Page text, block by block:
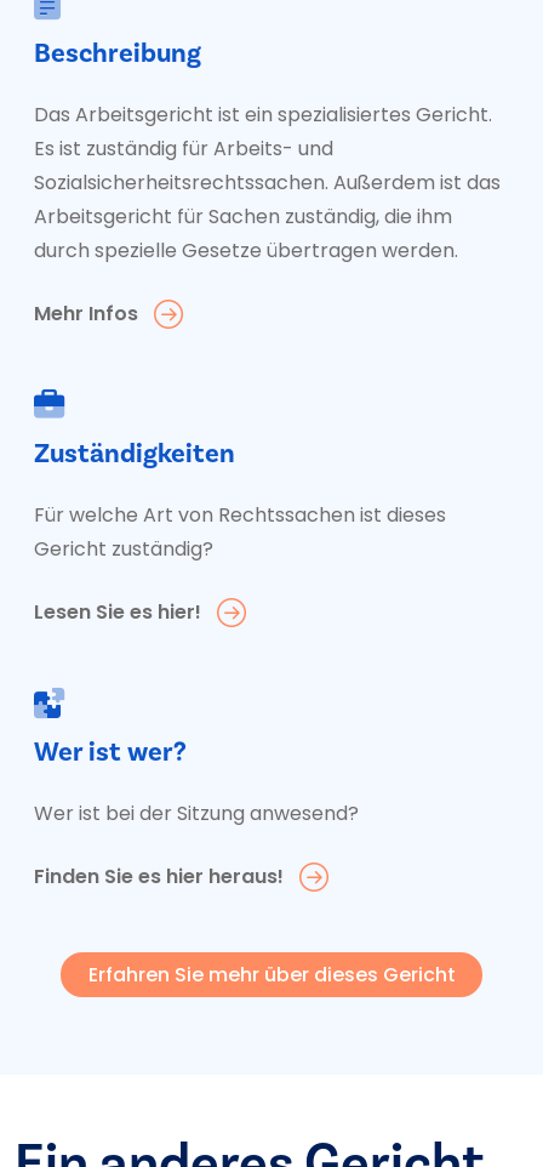
Beschreibung
Das Arbeitsgericht ist ein spezialisiertes Gericht.
Es ist zuständig für Arbeits- und
Sozialsicherheitsrechtssachen. Außerdem ist das
Arbeitsgericht für Sachen zuständig, die ihm
durch spezielle Gesetze übertragen werden.
Mehr Infos
Zuständigkeiten
Für welche Art von Rechtssachen ist dieses
Gericht zuständig?
Lesen Sie es hier!
Wer ist wer?
Wer ist bei der Sitzung anwesend?
Finden Sie es hier heraus!
Erfahren Sie mehr über dieses Gericht